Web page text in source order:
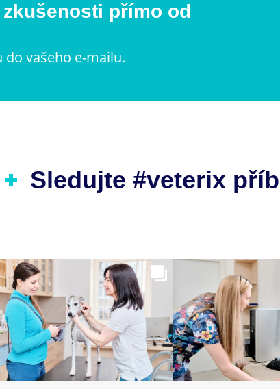
přímo od
do vašeho e-mailu.
Sledujte #veterix